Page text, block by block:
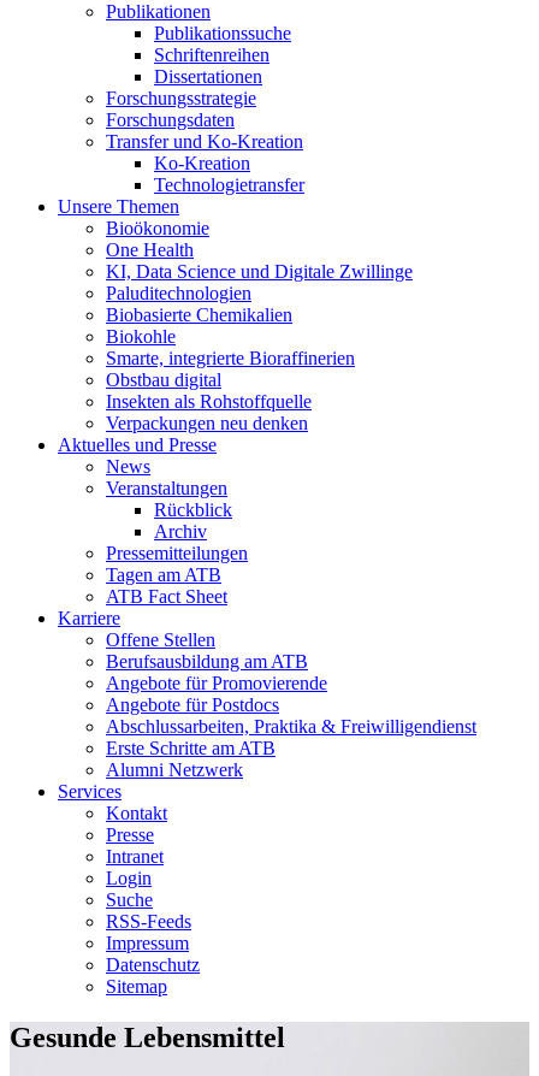
Publikationen
Publikationssuche
Schriftenreihen
Dissertationen
Forschungsstrategie
Forschungsdaten
Transfer und Ko-Kreation
Ko-Kreation
Technologietransfer
Unsere Themen
Bioökonomie
One Health
KI, Data Science und Digitale Zwillinge
Paluditechnologien
Biobasierte Chemikalien
Biokohle
Smarte, integrierte Bioraffinerien
Obstbau digital
Insekten als Rohstoffquelle
Verpackungen neu denken
Aktuelles und Presse
News
Veranstaltungen
Rückblick
Archiv
Pressemitteilungen
Tagen am ATB
ATB Fact Sheet
Karriere
Offene Stellen
Berufsausbildung am ATB
Angebote für Promovierende
Angebote für Postdocs
Abschlussarbeiten, Praktika & Freiwilligendienst
Erste Schritte am ATB
Alumni Netzwerk
Services
Kontakt
Presse
Intranet
Login
Suche
RSS-Feeds
Impressum
Datenschutz
Sitemap
Gesunde Lebensmittel